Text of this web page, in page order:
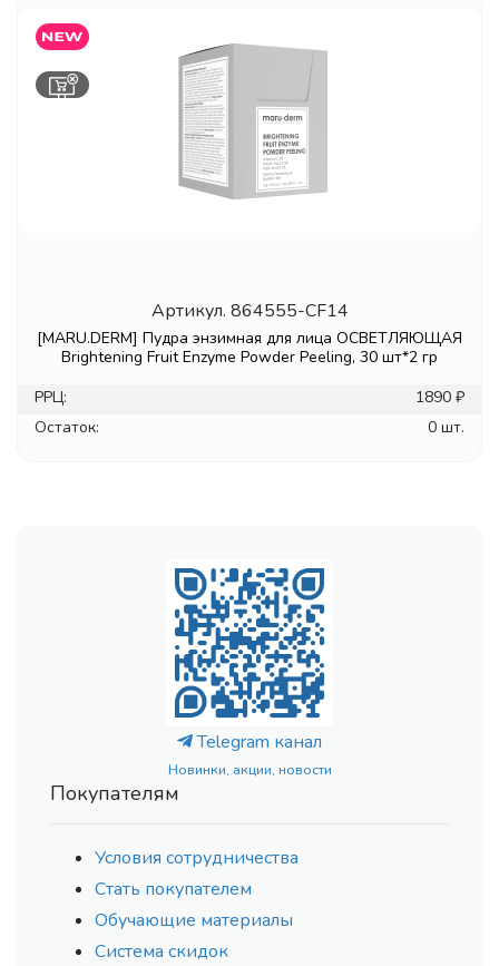
Артикул. 864555-CF14
[MARU.DERM] Пудра энзимная для лица ОСВЕТЛЯЮЩАЯ
Brightening Fruit Enzyme Powder Peeling, 30 шт*2 гр
РРЦ:
1890 ₽
Остаток:
0 шт.
Telegram канал
Новинки, акции, новости
Покупателям
Условия сотрудничества
Стать покупателем
Обучающие материалы
Система скидок